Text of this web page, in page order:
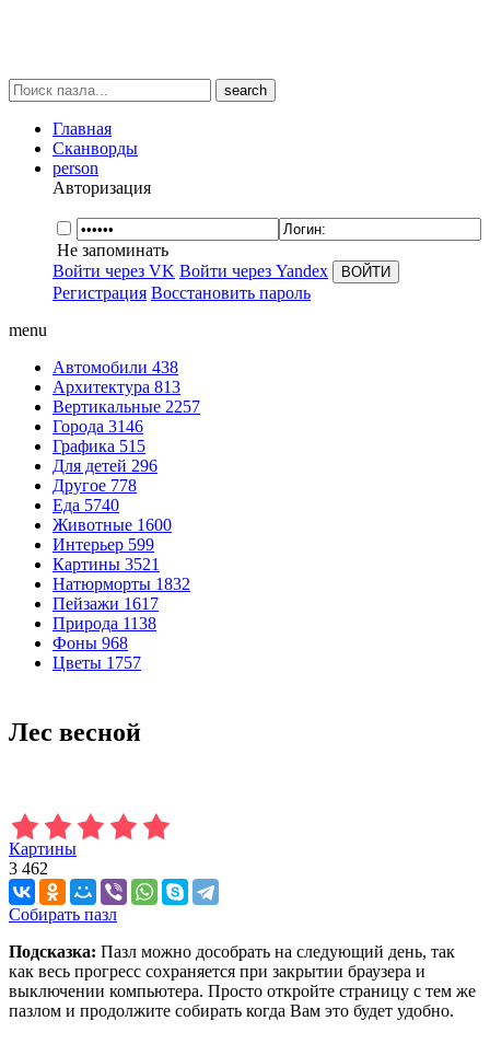
search
Главная
Сканворды
person
Авторизация
Не запоминать
Войти через VK Войти через Yandex
Регистрация Восстановить пароль
menu
Автомобили 438
Архитектура 813
Вертикальные 2257
Города 3146
Графика 515
Для детей 296
Другое 778
Еда 5740
Животные 1600
Интерьер 599
Картины 3521
Натюрморты 1832
Пейзажи 1617
Природа 1138
Фоны 968
Цветы 1757
Лес весной
Картины
3 462
Собирать пазл
Подсказка: Пазл можно дособрать на следующий день, так
как весь прогресс сохраняется при закрытии браузера и
выключении компьютера. Просто откройте страницу с тем же
пазлом и продолжите собирать когда Вам это будет удобно.